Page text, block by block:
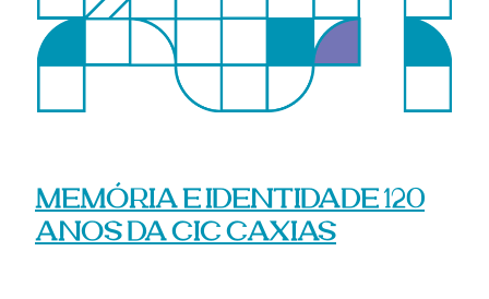
MEMÓRIA E IDENTIDADE 120
ANOS DA CIC CAXIAS